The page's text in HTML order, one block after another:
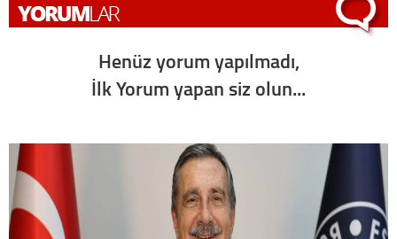
Henüz yorum yapılmadı,
İlk Yorum yapan siz olun...